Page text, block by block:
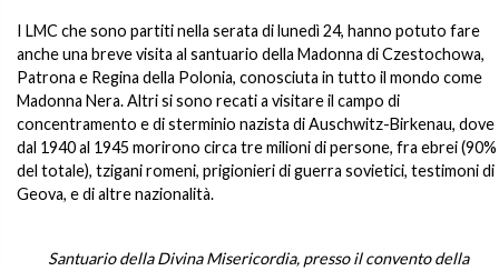
I LMC che sono partiti nella serata di lunedì 24, hanno potuto fare
anche una breve visita al santuario della Madonna di Czestochowa,
Patrona e Regina della Polonia, conosciuta in tutto il mondo come
Madonna Nera. Altri si sono recati a visitare il campo di
concentramento e di sterminio nazista di Auschwitz-Birkenau, dove
dal 1940 al 1945 morirono circa tre milioni di persone, fra ebrei (90%
del totale), tzigani romeni, prigionieri di guerra sovietici, testimoni di
Geova, e di altre nazionalità.
Santuario della Divina Misericordia, presso il convento della